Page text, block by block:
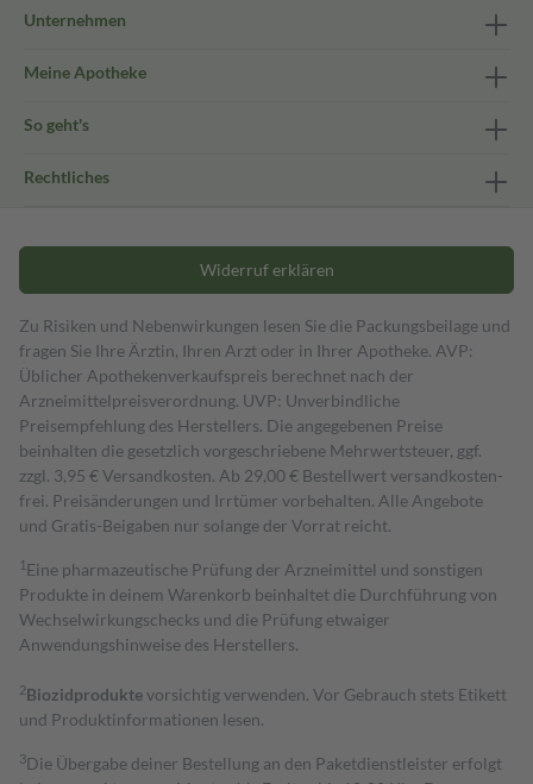
Unternehmen
Meine Apotheke
So geht's
Rechtliches
Widerruf erklären
Zu Risiken und Nebenwirkungen lesen Sie die Packungsbeilage und
fragen Sie Ihre Ärztin, Ihren Arzt oder in Ihrer Apotheke. AVP:
Üblicher Apothekenverkaufspreis berechnet nach der
Arzneimittelpreisverordnung. UVP: Unverbindliche
Preisempfehlung des Herstellers. Die angegebenen Preise
beinhalten die gesetzlich vorgeschriebene Mehrwertsteuer, ggf.
zzgl. 3,95 € Versandkosten. Ab 29,00 € Bestell­wert versand­kosten­
frei. Preisänderungen und Irrtümer vorbehalten. Alle Angebote
und Gratis-Beigaben nur solange der Vorrat reicht.
1 Eine pharmazeutische Prüfung der Arzneimittel und sonstigen
Produkte in deinem Warenkorb beinhaltet die Durchführung von
Wechselwirkungschecks und die Prüfung etwaiger
Anwendungshinweise des Herstellers.
2Biozidproduktevorsichtig verwenden. Vor Gebrauch stets Etikett
und Produktinformationen lesen.
3Die Übergabe deiner Bestellung an den Paketdienstleister erfolgt